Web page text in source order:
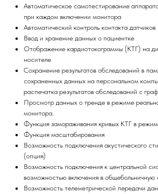
Автоматическое самотестирование
при каждом включении монитора
Автоматический контроль контакта датчиков
Ввод и хранение данных о пациентке
Отображение кардиотокограммы (КТГ) на
носителе
Сохранение результатов обследований в
сохраненных данных на персональном
распечатка результатов обследований с
Просмотр данных о тренде в режиме
монитора.
Функция замораживания кривых КТГ в
Функция масштабирования
Возможность подключения акустического
(опция)
Возможность подключения к центральной
возможностью включения в общебольничную
Возможность телеметрической передачи